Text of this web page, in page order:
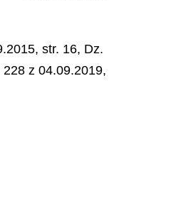
str. 16, Dz.
z 04.09.2019,